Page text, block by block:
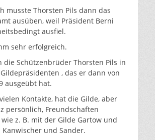
musste Thorsten Pils dann das
ausüben, weil Präsident Berni
ausfiel.
sehr erfolgreich.
die Schützenbrüder Thorsten Pils in
, das er dann von
ausgeübt hat.
Kontakte, hat die Gilde, aber
persönlich, Freundschaften
wie z. B. mit der Gilde Gartow und
und Sander.